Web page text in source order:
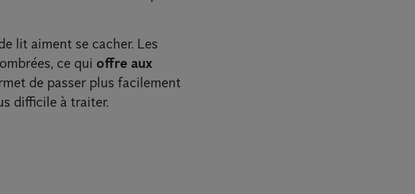
lit aiment se cacher. Les
ce qui offre aux
de passer plus facilement
difficile à traiter.